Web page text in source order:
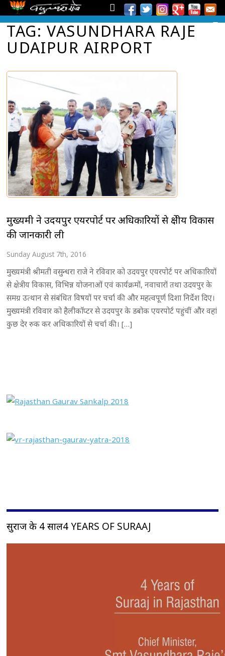
TAG: VASUNDHARA RAJE
UDAIPUR AIRPORT
मुख्यमंत्री ने उदयपुर एयरपोर्ट पर अधिकारियों से क्षेत्रीय विकास
की जानकारी ली
Sunday August 7th, 2016
मुख्यमंत्री श्रीमती वसुन्धरा राजे ने रविवार को उदयपुर एयरपोर्ट पर अधिकारियों
से क्षेत्रीय विकास, विभिन्न योजनाओं एवं कार्यक्रमों, नवाचारों तथा उदयपुर के
समग्र उत्थान से संबंधित विषयों पर चर्चा की और महत्वपूर्ण दिशा निर्देश दिए।
मुख्यमंत्री रविवार को हैलीकाॅप्टर से उदयपुर के डबोक एयरपोर्ट पहुंचीं और वहां
कुछ देर रुक कर अधिकारियों से चर्चा की। […]
सुराज के 4 साल4 YEARS OF SURAAJ